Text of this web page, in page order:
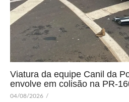
Viatura da equipe Canil da
envolve em colisão na PR-
04/08/2026 /